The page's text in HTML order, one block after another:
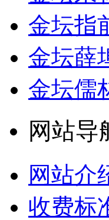
金坛指
金坛薛
金坛儒
网站导
网站介
收费标